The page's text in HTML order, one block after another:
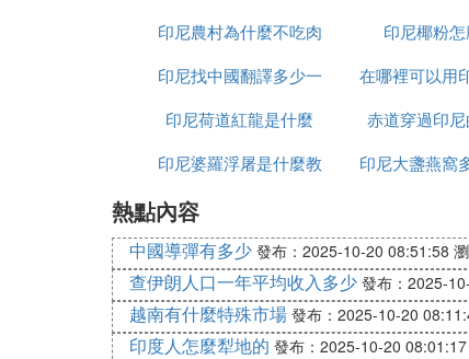
交軟體是什
印尼農村為什麼不吃肉 印尼椰粉
印尼找中國翻譯多少一
天
在哪裡可以用
人民幣
印尼荷道紅龍是什麼 赤道穿過印
印尼婆羅浮屠是什麼教
印尼大盞燕窩
熱點內容
中國導彈有多少 發布：2025-10-20 08:51:58
查伊朗人口一年平均收入多少 發布：2025-
越南有什麼特殊市場 發布：2025-10-20
印度人怎麼犁地的 發布：2025-10-20 08:01:17